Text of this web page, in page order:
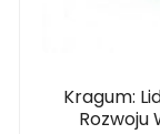
Kragum:
Rozwoju